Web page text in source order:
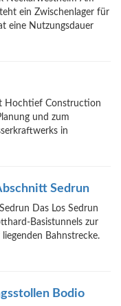
ein Zwischenlager für
eine Nutzungsdauer
Hochtief Construction
und zum
in
Sedrun
Das Los Sedrun
Basistunnels zur
Bahnstrecke.
Bodio